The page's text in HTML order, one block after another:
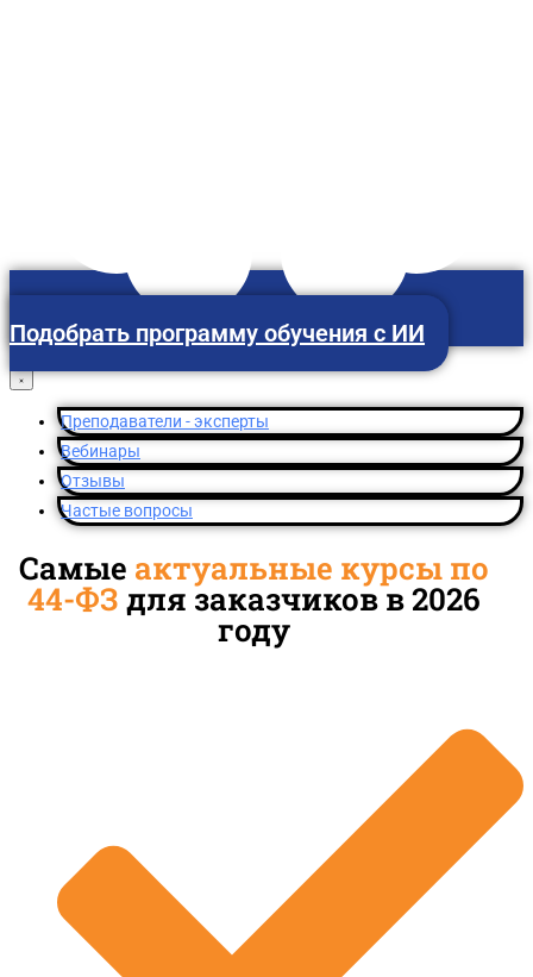
Красноярск
Подобрать программу обучения с ИИ
Преподаватели - эксперты
Вебинары
Отзывы
Частые вопросы
Самые актуальные курсы по
44-ФЗ для заказчиков в 2026
году